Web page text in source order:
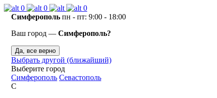
0 0
0
Симферополь пн - пт: 9:00 - 18:00
Ваш город — Симферополь?
Да, все верно
Выбрать другой (ближайший)
Выберите город
Симферополь Севастополь
С